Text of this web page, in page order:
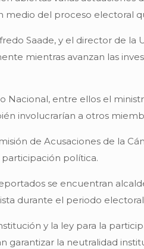
del proceso electoral
Saade, y el director de la
mientras avanzan las
Nacional, entre ellos el
involucrarían a otros
de Acusaciones de la
política.
se encuentran
durante el periodo
y la ley para la
la neutralidad